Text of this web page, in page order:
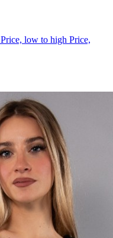
Price, low to high Price,